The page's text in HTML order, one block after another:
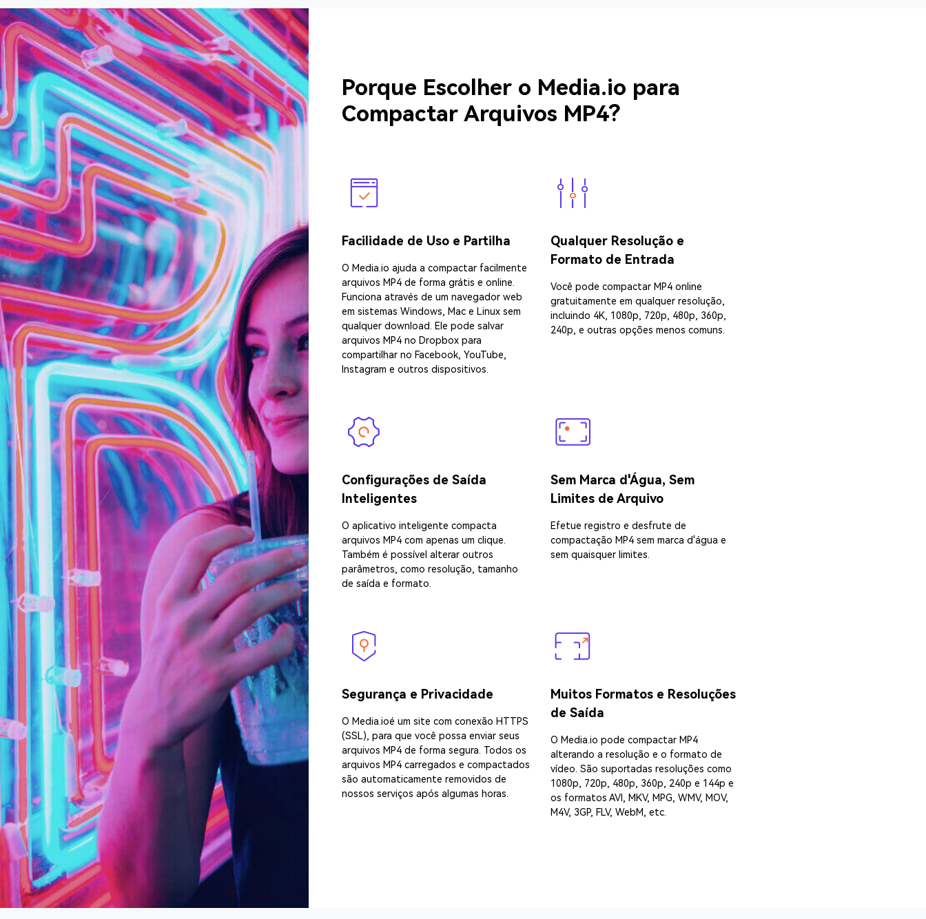
Porque Escolher o Media.io para
Compactar Arquivos MP4?
Facilidade de Uso e Partilha
O Media.io ajuda a compactar facilmente
arquivos MP4 de forma grátis e online.
Funciona através de um navegador web
em sistemas Windows, Mac e Linux sem
qualquer download. Ele pode salvar
arquivos MP4 no Dropbox para
compartilhar no Facebook, YouTube,
Instagram e outros dispositivos.
Qualquer Resolução e
Formato de Entrada
Você pode compactar MP4 online
gratuitamente em qualquer resolução,
incluindo 4K, 1080p, 720p, 480p, 360p,
240p, e outras opções menos comuns.
Configurações de Saída
Inteligentes
O aplicativo inteligente compacta
arquivos MP4 com apenas um clique.
Também é possível alterar outros
parâmetros, como resolução, tamanho
de saída e formato.
Sem Marca d'Água, Sem
Limites de Arquivo
Efetue registro e desfrute de
compactação MP4 sem marca d'água e
sem quaisquer limites.
Segurança e Privacidade
O Media.ioé um site com conexão HTTPS
(SSL), para que você possa enviar seus
arquivos MP4 de forma segura. Todos os
arquivos MP4 carregados e compactados
são automaticamente removidos de
nossos serviços após algumas horas.
Muitos Formatos e Resoluções
de Saída
O Media.io pode compactar MP4
alterando a resolução e o formato de
vídeo. São suportadas resoluções como
1080p, 720p, 480p, 360p, 240p e 144p e
os formatos AVI, MKV, MPG, WMV, MOV,
M4V, 3GP, FLV, WebM, etc.